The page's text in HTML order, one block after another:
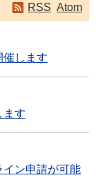
RSS Atom
催します
ます
イン申請が可能